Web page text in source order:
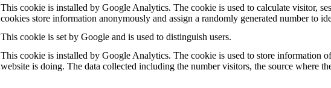
This cookie is installed by Google Analytics. The cookie is used to calculate visitor,
cookies store information anonymously and assign a randomly generated number to
This cookie is set by Google and is used to distinguish users.
This cookie is installed by Google Analytics. The cookie is used to store information
website is doing. The data collected including the number visitors, the source where